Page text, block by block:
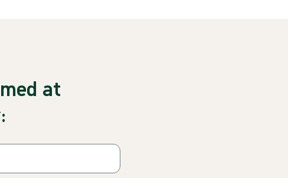
at